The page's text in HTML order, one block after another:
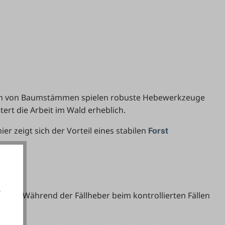
Baumstämmen spielen robuste Hebewerkzeuge
die Arbeit im Wald erheblich.
zeigt sich der Vorteil eines stabilen Forst
Während der Fällheber beim kontrollierten Fällen